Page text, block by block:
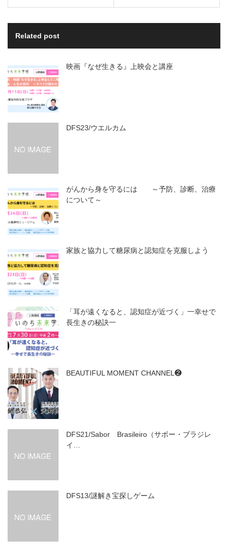
Related post
映画『なぜ生きる』上映会と講座
DFS23/ウエルカム
がんから身を守るには ～予防、診断、治療
について～
家族と協力して糖尿病と認知症を克服しよう
「耳が遠くなると、認知症が近づく」一幸せで
長生きの秘訣一
BEAUTIFUL MOMENT CHANNEL❷
DFS21/Sabor Brasileiro（サボー・ブラジレ
イ…
DFS13/謎解き宝探しゲーム